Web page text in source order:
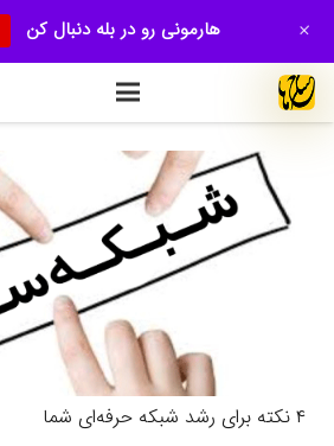
۴ نکته برای رشد شبکه حرفه‌ای شما
هارمونی رو در بله دنبال کن +